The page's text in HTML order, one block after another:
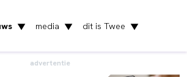
▼ media ▼ dit is Twee ▼
advertentie